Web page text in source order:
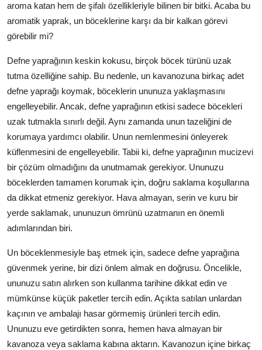
aroma katan hem de şifalı özellikleriyle bilinen bir bitki. Acaba bu
aromatik yaprak, un böceklerine karşı da bir kalkan görevi
görebilir mi?
Defne yaprağının keskin kokusu, birçok böcek türünü uzak
tutma özelliğine sahip. Bu nedenle, un kavanozuna birkaç adet
defne yaprağı koymak, böceklerin ununuza yaklaşmasını
engelleyebilir. Ancak, defne yaprağının etkisi sadece böcekleri
uzak tutmakla sınırlı değil. Aynı zamanda unun tazeliğini de
korumaya yardımcı olabilir. Unun nemlenmesini önleyerek
küflenmesini de engelleyebilir. Tabii ki, defne yaprağının mucizevi
bir çözüm olmadığını da unutmamak gerekiyor. Ununuzu
böceklerden tamamen korumak için, doğru saklama koşullarına
da dikkat etmeniz gerekiyor. Hava almayan, serin ve kuru bir
yerde saklamak, ununuzun ömrünü uzatmanın en önemli
adımlarından biri.
Un böceklenmesiyle baş etmek için, sadece defne yaprağına
güvenmek yerine, bir dizi önlem almak en doğrusu. Öncelikle,
ununuzu satın alırken son kullanma tarihine dikkat edin ve
mümkünse küçük paketler tercih edin. Açıkta satılan unlardan
kaçının ve ambalajı hasar görmemiş ürünleri tercih edin.
Ununuzu eve getirdikten sonra, hemen hava almayan bir
kavanoza veya saklama kabına aktarın. Kavanozun içine birkaç